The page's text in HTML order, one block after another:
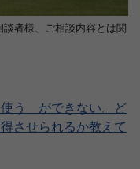
談者様、ご相談内容とは関
使う ができない。ど
させられるか教えて